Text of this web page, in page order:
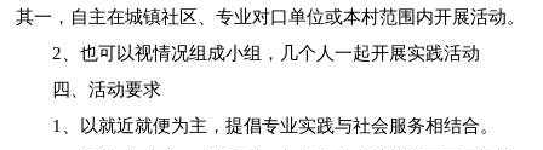
其一，自主在城镇社区、专业对口单位或本村范围内开展活动。
2、也可以视情况组成小组，几个人一起开展实践活动
四、活动要求
1、以就近就便为主，提倡专业实践与社会服务相结合。